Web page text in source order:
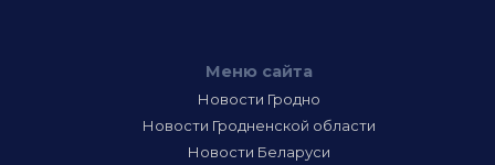
Меню сайта
Новости Гродно
Новости Гродненской области
Новости Беларуси